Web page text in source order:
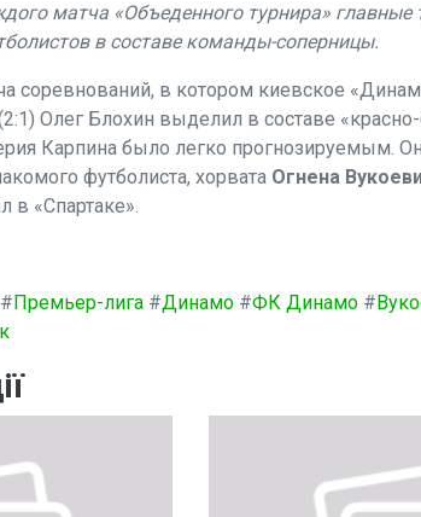
матча «Объеденного турнира» главные
в составе команды-соперницы.
соревнований, в котором киевское
Олег Блохин выделил в составе
Карпина было легко прогнозируемым.
футболиста, хорвата Огнена
в «Спартаке».
#Премьер-лига #Динамо #ФК Динамо #